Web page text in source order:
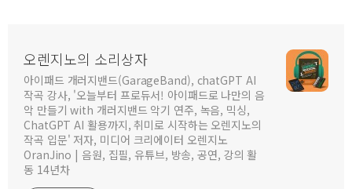
오렌지노의 소리상자
아이패드 개러지밴드(GarageBand), chatGPT AI
작곡 강사, '오늘부터 프로듀서! 아이패드로 나만의 음
악 만들기 with 개러지밴드 악기 연주, 녹음, 믹싱,
ChatGPT AI 활용까지, 취미로 시작하는 오렌지노의
작곡 입문' 저자, 미디어 크리에이터 오렌지노
OranJino | 음원, 집필, 유튜브, 방송, 공연, 강의 활
동 14년차